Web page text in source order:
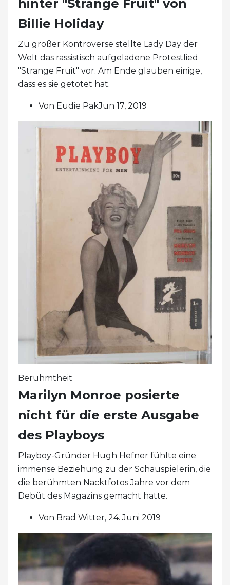
hinter "Strange Fruit" von
Billie Holiday
Zu großer Kontroverse stellte Lady Day der
Welt das rassistisch aufgeladene Protestlied
"Strange Fruit" vor. Am Ende glauben einige,
dass es sie getötet hat.
Von Eudie PakJun 17, 2019
Berühmtheit
Marilyn Monroe posierte
nicht für die erste Ausgabe
des Playboys
Playboy-Gründer Hugh Hefner fühlte eine
immense Beziehung zu der Schauspielerin, die
die berühmten Nacktfotos Jahre vor dem
Debüt des Magazins gemacht hatte.
Von Brad Witter, 24. Juni 2019